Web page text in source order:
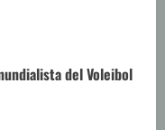
del Voleibol